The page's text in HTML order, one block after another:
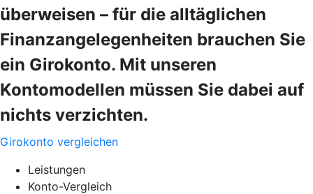
überweisen – für die alltäglichen
Finanzangelegenheiten brauchen Sie
ein Girokonto. Mit unseren
Kontomodellen müssen Sie dabei auf
nichts verzichten.
Girokonto vergleichen
Leistungen
Konto-Vergleich